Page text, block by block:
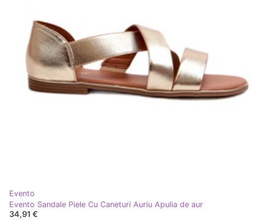
Evento
Evento Sandale Piele Cu Caneturi Auriu Apulia de aur
34,91 €